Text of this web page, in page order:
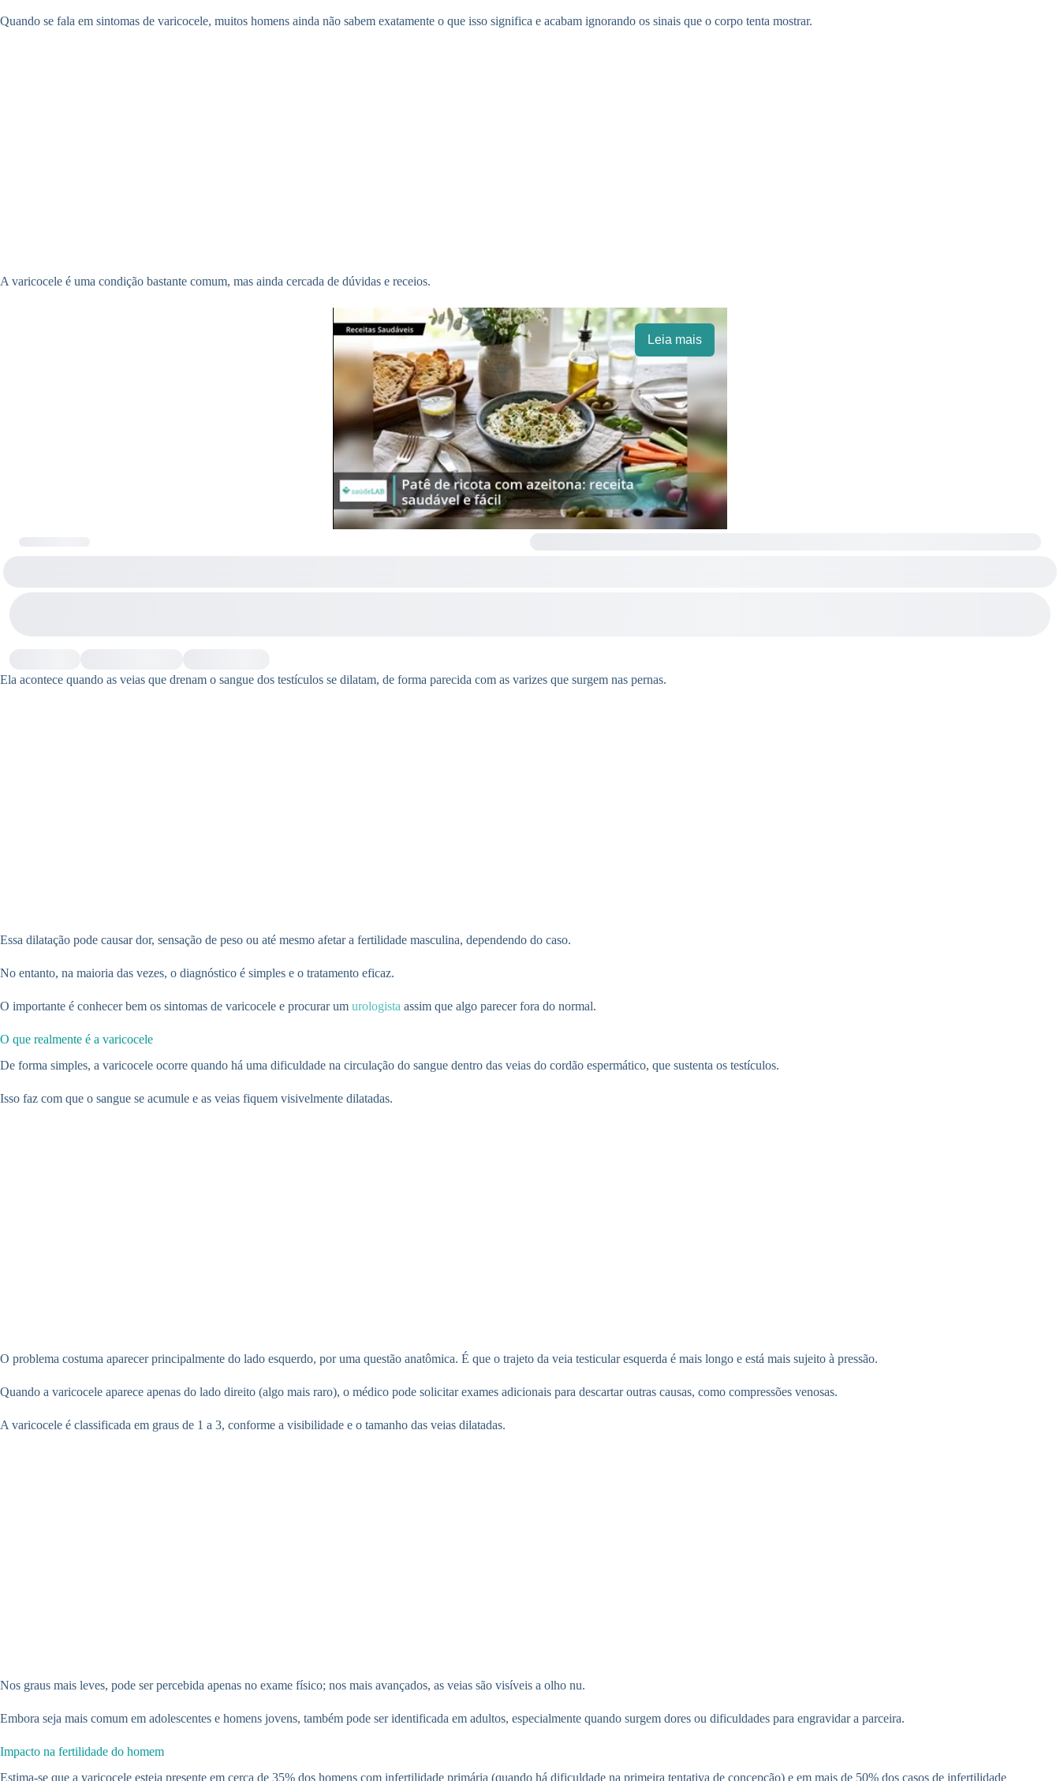
Quando se fala em sintomas de varicocele, muitos homens ainda não sabem exatamente o que isso significa e acabam ignorando os sinais que o corpo tenta mostrar.
A varicocele é uma condição bastante comum, mas ainda cercada de dúvidas e receios.
Leia mais
Ela acontece quando as veias que drenam o sangue dos testículos se dilatam, de forma parecida com as varizes que surgem nas pernas.
Essa dilatação pode causar dor, sensação de peso ou até mesmo afetar a fertilidade masculina, dependendo do caso.
No entanto, na maioria das vezes, o diagnóstico é simples e o tratamento eficaz.
O importante é conhecer bem os sintomas de varicocele e procurar um urologista assim que algo parecer fora do normal.
O que realmente é a varicocele
De forma simples, a varicocele ocorre quando há uma dificuldade na circulação do sangue dentro das veias do cordão espermático, que sustenta os testículos.
Isso faz com que o sangue se acumule e as veias fiquem visivelmente dilatadas.
O problema costuma aparecer principalmente do lado esquerdo, por uma questão anatômica. É que o trajeto da veia testicular esquerda é mais longo e está mais sujeito à pressão.
Quando a varicocele aparece apenas do lado direito (algo mais raro), o médico pode solicitar exames adicionais para descartar outras causas, como compressões venosas.
A varicocele é classificada em graus de 1 a 3, conforme a visibilidade e o tamanho das veias dilatadas.
Nos graus mais leves, pode ser percebida apenas no exame físico; nos mais avançados, as veias são visíveis a olho nu.
Embora seja mais comum em adolescentes e homens jovens, também pode ser identificada em adultos, especialmente quando surgem dores ou dificuldades para engravidar a parceira.
Impacto na fertilidade do homem
Estima-se que a varicocele esteja presente em cerca de 35% dos homens com infertilidade primária (quando há dificuldade na primeira tentativa de concepção) e em mais de 50% dos casos de infertilidade